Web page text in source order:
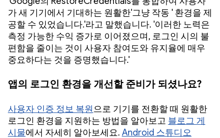
가 새 기기에서 기대하는 원활한'그냥 작동 ' 환경을 제
공할 수 있었습니다.'라고 말했습니다. '이러한 노력은
측정 가능한 수익 증가로 이어졌으며, 로그인 시의 불
편함을 줄이는 것이 사용자 참여도와 유지율에 매우
중요하다는 것을 증명했습니다.'
앱의 로그인 환경을 개선할 준비가 되셨나요?
사용자 인증 정보 복원으로 기기를 전환할 때 원활한
로그인 환경을 지원하는 방법을 알아보고 블로그 게
시물에서 자세히 알아보세요. Android 스튜디오